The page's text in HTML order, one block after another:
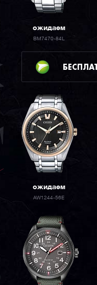
ожидаем
BM7470-84L
ожидаем
AW1244-56E